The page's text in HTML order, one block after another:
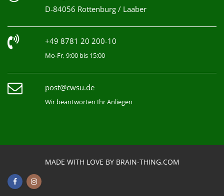
D-84056 Rottenburg / Laaber
+49 8781 20 200-10
Mo-Fr, 9:00 bis 15:00
post@cwsu.de
Wir beantworten Ihr Anliegen
MADE WITH LOVE BY BRAIN-THING.COM